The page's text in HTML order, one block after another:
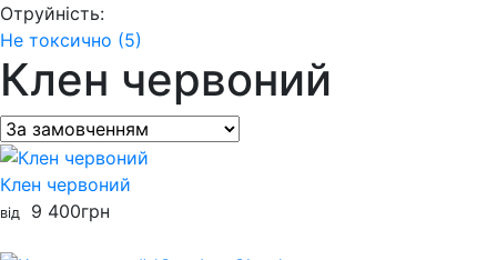
Отруйність:
Не токсично (5)
Клен червоний
Клен червоний
від 9 400грн